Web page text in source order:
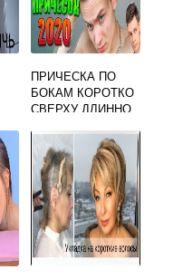
ПРИЧЕСКА ПО
БОКАМ КОРОТКО
СВЕРХУ ДЛИННО
НАЗЫВАЕТСЯ